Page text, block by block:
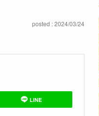
posted : 2024/03/24
LINE